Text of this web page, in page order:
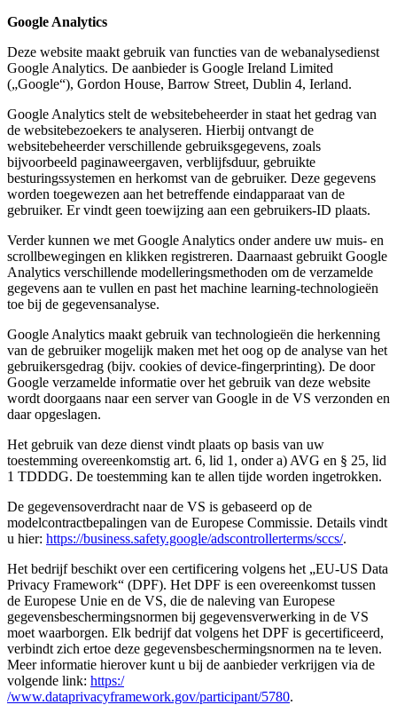
Google Analytics
Deze website maakt gebruik van functies van de webanalysedienst
Google Analytics. De aanbieder is Google Ireland Limited
(„Google“), Gordon House, Barrow Street, Dublin 4, Ierland.
Google Analytics stelt de websitebeheerder in staat het gedrag van
de websitebezoekers te analyseren. Hierbij ontvangt de
websitebeheerder verschillende gebruiksgegevens, zoals
bijvoorbeeld paginaweergaven, verblijfsduur, gebruikte
besturingssystemen en herkomst van de gebruiker. Deze gegevens
worden toegewezen aan het betreffende eindapparaat van de
gebruiker. Er vindt geen toewijzing aan een gebruikers-ID plaats.
Verder kunnen we met Google Analytics onder andere uw muis- en
scrollbewegingen en klikken registreren. Daarnaast gebruikt Google
Analytics verschillende modelleringsmethoden om de verzamelde
gegevens aan te vullen en past het machine learning-technologieën
toe bij de gegevensanalyse.
Google Analytics maakt gebruik van technologieën die herkenning
van de gebruiker mogelijk maken met het oog op de analyse van het
gebruikersgedrag (bijv. cookies of device-fingerprinting). De door
Google verzamelde informatie over het gebruik van deze website
wordt doorgaans naar een server van Google in de VS verzonden en
daar opgeslagen.
Het gebruik van deze dienst vindt plaats op basis van uw
toestemming overeenkomstig art. 6, lid 1, onder a) AVG en § 25, lid
1 TDDDG. De toestemming kan te allen tijde worden ingetrokken.
De gegevensoverdracht naar de VS is gebaseerd op de
modelcontractbepalingen van de Europese Commissie. Details vindt
u hier: https://business.safety.google/adscontrollerterms/sccs/.
Het bedrijf beschikt over een certificering volgens het „EU-US Data
Privacy Framework“ (DPF). Het DPF is een overeenkomst tussen
de Europese Unie en de VS, die de naleving van Europese
gegevensbeschermingsnormen bij gegevensverwerking in de VS
moet waarborgen. Elk bedrijf dat volgens het DPF is gecertificeerd,
verbindt zich ertoe deze gegevensbeschermingsnormen na te leven.
Meer informatie hierover kunt u bij de aanbieder verkrijgen via de
volgende link: https:/
/www.dataprivacyframework.gov/participant/5780.